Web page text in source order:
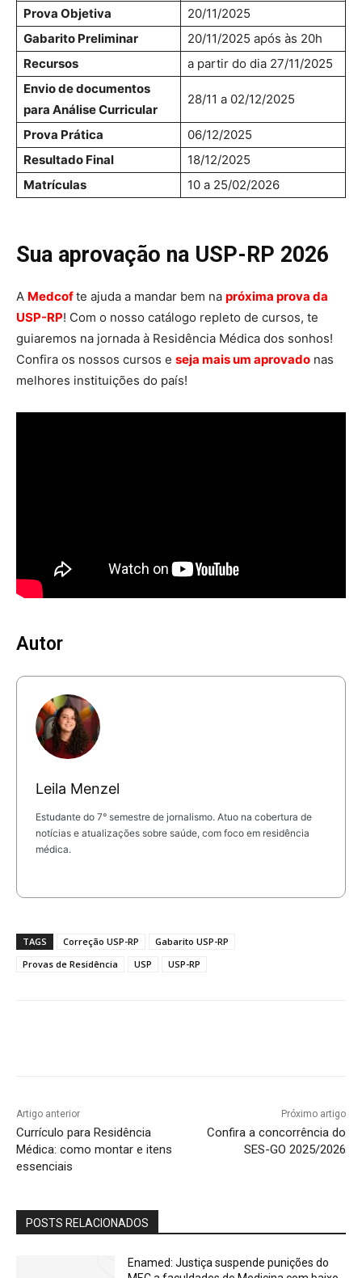
Prova Objetiva
20/11/2025
Gabarito Preliminar
20/11/2025 após às 20h
Recursos
a partir do dia 27/11/2025
Envio de documentos
para Análise Curricular
28/11 a 02/12/2025
Prova Prática
06/12/2025
Resultado Final
18/12/2025
Matrículas
10 a 25/02/2026
Sua aprovação na USP-RP 2026
A Medcofte ajuda a mandar bem na próxima prova da
USP-RP! Com o nosso catálogo repleto de cursos, te
guiaremos na jornada à Residência Médica dos sonhos!
Confira os nossos cursos e seja mais um aprovado nas
melhores instituições do país!
Autor
Leila Menzel
Estudante do 7° semestre de jornalismo. Atuo na cobertura de
notícias e atualizações sobre saúde, com foco em residência
médica.
TAGS Correção USP-RP
Gabarito USP-RP
Provas de Residência
USP USP-RP
Artigo anterior
Currículo para Residência
Médica: como montar e itens
essenciais
Próximo artigo
Confira a concorrência do
SES-GO 2025/2026
POSTS RELACIONADOS
Enamed: Justiça suspende punições do